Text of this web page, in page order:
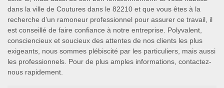
dans la ville de Coutures dans le 82210 et que vous êtes à la
recherche d’un ramoneur professionnel pour assurer ce travail, il
est conseillé de faire confiance à notre entreprise. Polyvalent,
consciencieux et soucieux des attentes de nos clients les plus
exigeants, nous sommes plébiscité par les particuliers, mais aussi
les professionnels. Pour de plus amples informations, contactez-
nous rapidement.